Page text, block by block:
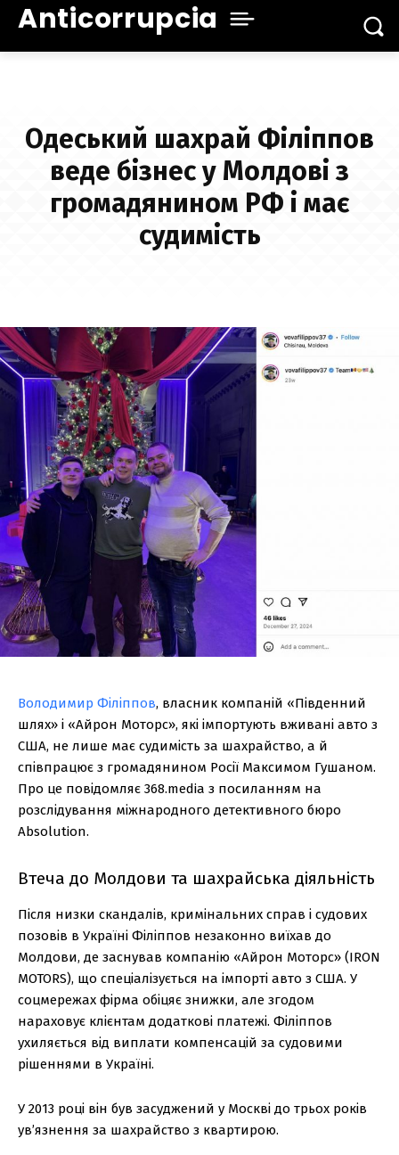
Anticorrupcia
Одеський шахрай Філіппов
веде бізнес у Молдові з
громадянином РФ і має
судимість
Володимир Філіппов, власник компаній «Південний
шлях» і «Айрон Моторс», які імпортують вживані авто з
США, не лише має судимість за шахрайство, а й
співпрацює з громадянином Росії Максимом Гушаном.
Про це повідомляє 368.media з посиланням на
розслідування міжнародного детективного бюро
Absolution.
Втеча до Молдови та шахрайська діяльність
Після низки скандалів, кримінальних справ і судових
позовів в Україні Філіппов незаконно виїхав до
Молдови, де заснував компанію «Айрон Моторс» (IRON
MOTORS), що спеціалізується на імпорті авто з США. У
соцмережах фірма обіцяє знижки, але згодом
нараховує клієнтам додаткові платежі. Філіппов
ухиляється від виплати компенсацій за судовими
рішеннями в Україні.
У 2013 році він був засуджений у Москві до трьох років
ув’язнення за шахрайство з квартирою.